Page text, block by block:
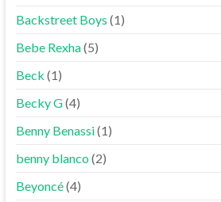
Backstreet Boys (1)
Bebe Rexha(5)
Beck (1)
Becky G(4)
Benny Benassi(1)
benny blanco(2)
Beyoncé(4)